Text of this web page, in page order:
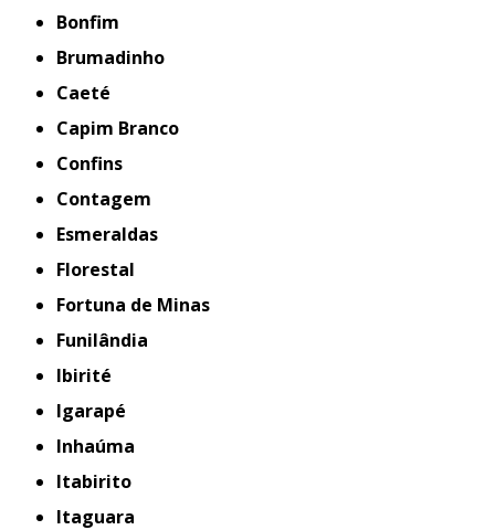
Bonfim
Brumadinho
Caeté
Capim Branco
Confins
Contagem
Esmeraldas
Florestal
Fortuna de Minas
Funilândia
Ibirité
Igarapé
Inhaúma
Itabirito
Itaguara